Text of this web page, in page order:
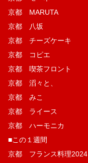
京都 MARUTA
京都 八坂
京都 チーズケーキ
京都 コピエ
京都 喫茶フロント
京都 滔々と、
京都 みこ
京都 ライース
京都 ハーモニカ
■この１週間
京都 フランス料理2024